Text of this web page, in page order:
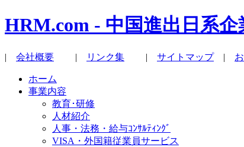
HRM.com - 中国進出日系
| 会社概要 | リンク集 | サイトマップ|
ホーム
事業内容
教育･研修
人材紹介
人事・法務・給与ｺﾝｻﾙﾃｨﾝｸﾞ
VISA・外国籍従業員サービス